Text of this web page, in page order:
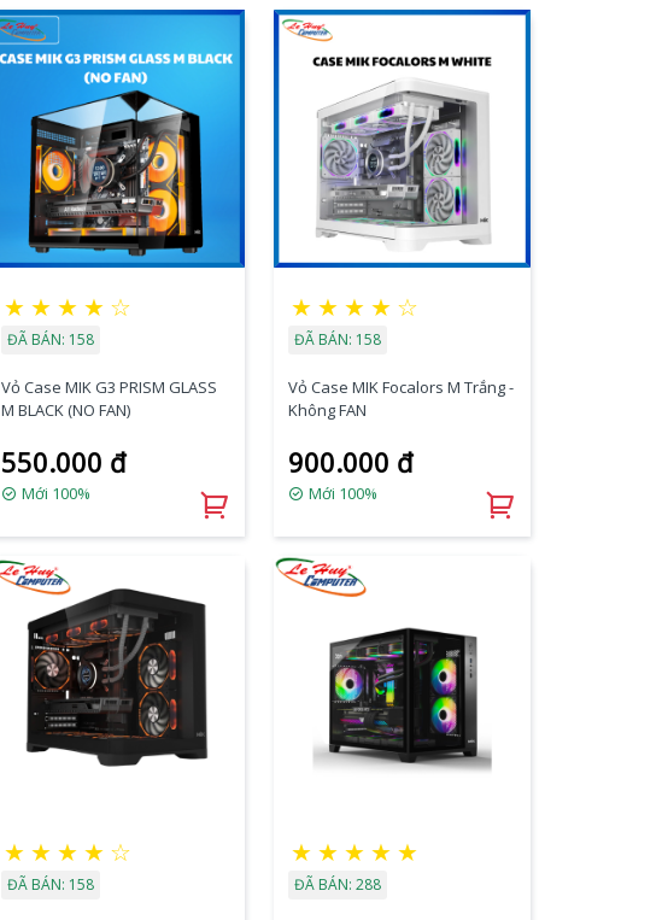
★ ★ ★ ★ ☆
ĐÃ BÁN: 158
Vỏ Case MIK G3 PRISM GLASS
M BLACK (NO FAN)
550.000 đ
Mới 100%
★ ★ ★ ★ ☆
ĐÃ BÁN: 158
Vỏ Case MIK Focalors M Trắng -
Không FAN
900.000 đ
Mới 100%
★ ★ ★ ★ ☆
ĐÃ BÁN: 158
★ ★ ★ ★ ★
ĐÃ BÁN: 288